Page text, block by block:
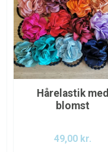
Hårelastik med
blomst
49,00 kr.